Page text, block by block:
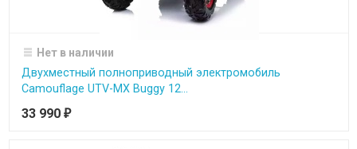
Нет в наличии
Двухместный полноприводный электромобиль
Camouflage UTV-MX Buggy 12...
33 990 ₽